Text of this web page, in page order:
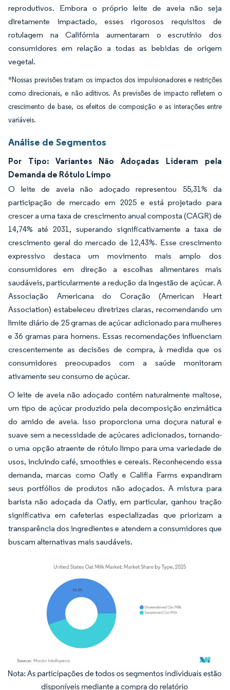
reprodutivos. Embora o próprio leite de aveia não seja
diretamente impactado, esses rigorosos requisitos de
rotulagem na Califórnia aumentaram o escrutínio dos
consumidores em relação a todas as bebidas de origem
vegetal.
*Nossas previsões tratam os impactos dos impulsionadores e restrições
como direcionais, e não aditivos. As previsões de impacto refletem o
crescimento de base, os efeitos de composição e as interações entre
variáveis.
Análise de Segmentos
Por Tipo: Variantes Não Adoçadas Lideram pela
Demanda de Rótulo Limpo
O leite de aveia não adoçado representou 55,31% da
participação de mercado em 2025 e está projetado para
crescer a uma taxa de crescimento anual composta (CAGR) de
14,74% até 2031, superando significativamente a taxa de
crescimento geral do mercado de 12,43%. Esse crescimento
expressivo destaca um movimento mais amplo dos
consumidores em direção a escolhas alimentares mais
saudáveis, particularmente a redução da ingestão de açúcar. A
Associação Americana do Coração (American Heart
Association) estabeleceu diretrizes claras, recomendando um
limite diário de 25 gramas de açúcar adicionado para mulheres
e 36 gramas para homens. Essas recomendações influenciam
crescentemente as decisões de compra, à medida que os
consumidores preocupados com a saúde monitoram
ativamente seu consumo de açúcar.
O leite de aveia não adoçado contém naturalmente maltose,
um tipo de açúcar produzido pela decomposição enzimática
do amido de aveia. Isso proporciona uma doçura natural e
suave sem a necessidade de açúcares adicionados, tornando-
o uma opção atraente de rótulo limpo para uma variedade de
usos, incluindo café, smoothies e cereais. Reconhecendo essa
demanda, marcas como Oatly e Califia Farms expandiram
seus portfólios de produtos não adoçados. A mistura para
barista não adoçada da Oatly, em particular, ganhou tração
significativa em cafeterias especializadas que priorizam a
transparência dos ingredientes e atendem a consumidores que
buscam alternativas mais saudáveis.
Imagem © Mordor Intelligence. O reuso requer atribuição conforme CC BY 4.0.